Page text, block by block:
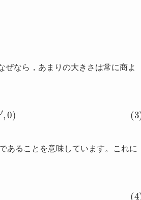
ぜなら，あまりの大きさは常に商よ
0 )
であることを意味しています。これに